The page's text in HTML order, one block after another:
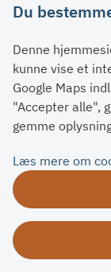
Du
Denne
kunne vise et
Google Maps
"Accepter alle",
gemme
Læs mere om